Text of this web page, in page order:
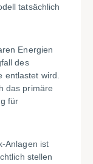
tatsächlich
Energien
des
entlastet wird.
das primäre
für
Anlagen ist
stellen